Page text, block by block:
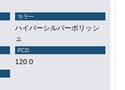
カラー
ハイパーシルバーポリッシ
ュ
PCD
120.0